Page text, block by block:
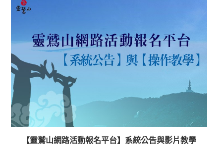
【靈鷲山網路活動報名平台】系統公告與影片教學